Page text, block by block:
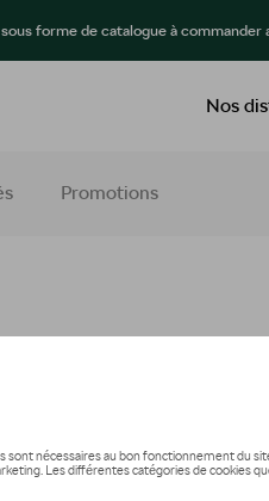
forme de catalogue à commander
Promotions
Nos